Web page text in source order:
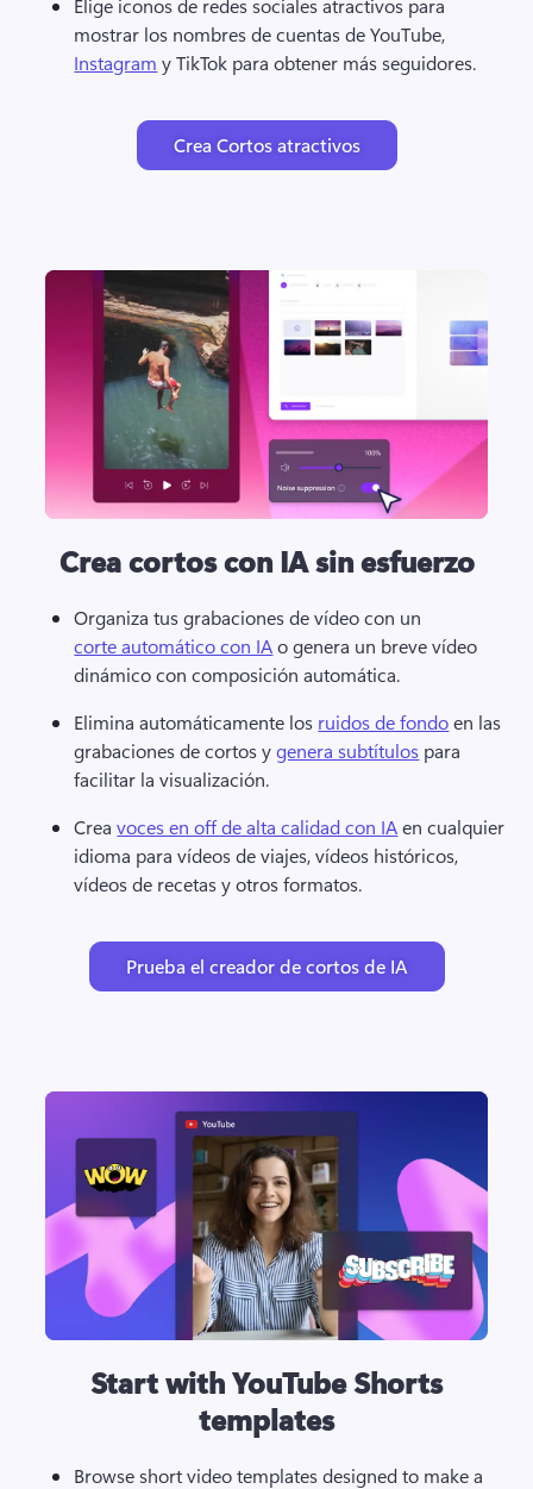
Elige iconos de redes sociales atractivos para
mostrar los nombres de cuentas de YouTube,
Instagram y TikTok para obtener más seguidores.
Crea Cortos atractivos
Crea cortos con IA sin esfuerzo
Organiza tus grabaciones de vídeo con un
corte automático con IA o genera un breve vídeo
dinámico con composición automática.
Elimina automáticamente los ruidos de fondo en las
grabaciones de cortos y genera subtítulos para
facilitar la visualización.
Crea voces en off de alta calidad con IA en cualquier
idioma para vídeos de viajes, vídeos históricos,
vídeos de recetas y otros formatos.
Prueba el creador de cortos de IA
Start with YouTube Shorts
templates
Browse short video templates designed to make a